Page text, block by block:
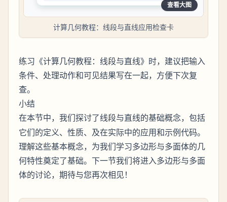
查看大图
计算几何教程：线段与直线应用检查卡
练习《计算几何教程：线段与直线》时，建议把输入
条件、处理动作和可见结果写在一起，方便下次复
查。
小结
在本节中，我们探讨了线段与直线的基础概念，包括
它们的定义、性质、及在实际中的应用和示例代码。
理解这些基本概念，为我们学习多边形与多面体的几
何特性奠定了基础。下一节我们将进入多边形与多面
体的讨论，期待与您再次相见！